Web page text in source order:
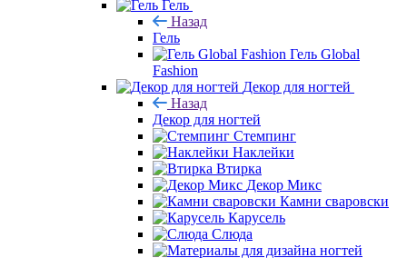
Гель
Назад
Гель
Гель Global
Fashion
Декор для ногтей
Назад
Декор для ногтей
Стемпинг
Наклейки
Втирка
Декор Микс
Камни сваровски
Карусель
Слюда